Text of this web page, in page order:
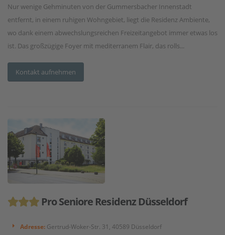
Nur wenige Gehminuten von der Gummersbacher Innenstadt
entfernt, in einem ruhigen Wohngebiet, liegt die Residenz Ambiente,
wo dank einem abwechslungsreichen Freizeitangebot immer etwas los
ist. Das großzügige Foyer mit mediterranem Flair, das rolls...
Kontakt aufnehmen
Pro Seniore Residenz Düsseldorf
Adresse: Gertrud-Woker-Str. 31, 40589 Düsseldorf